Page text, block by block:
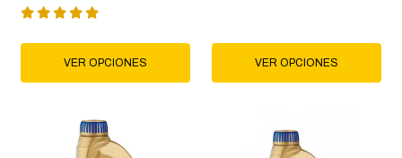
VER OPCIONES VER OPCIONES